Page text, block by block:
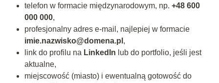
telefon w formacie międzynarodowym, np. +48 600
000 000,
profesjonalny adres e‑mail, najlepiej w formacie
imie.nazwisko@domena.pl ,
link do profilu na LinkedIn lub do portfolio, jeśli jest
aktualne,
miejscowość (miasto) i ewentualną gotowość do